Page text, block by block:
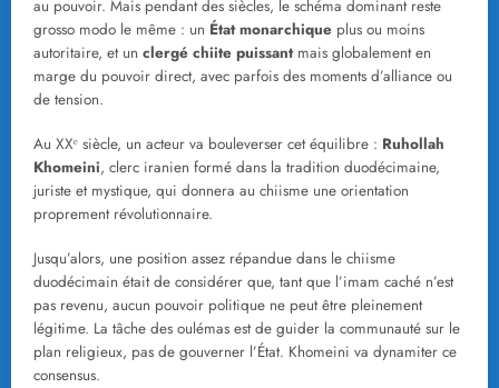
au pouvoir. Mais pendant des siècles, le schéma dominant reste
grosso modo le même : un État monarchique plus ou moins
autoritaire, et un clergé chiite puissantmais globalement en
marge du pouvoir direct, avec parfois des moments d’alliance ou
de tension.
Au XXᵉ siècle, un acteur va bouleverser cet équilibre : Ruhollah
Khomeini, clerc iranien formé dans la tradition duodécimaine,
juriste et mystique, qui donnera au chiisme une orientation
proprement révolutionnaire.
Jusqu’alors, une position assez répandue dans le chiisme
duodécimain était de considérer que, tant que l’imam caché n’est
pas revenu, aucun pouvoir politique ne peut être pleinement
légitime. La tâche des oulémas est de guider la communauté sur le
plan religieux, pas de gouverner l’État. Khomeini va dynamiter ce
consensus.